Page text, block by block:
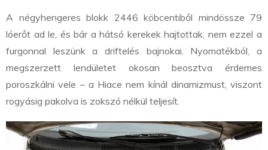
A négyhengeres blokk 2446 köbcentiből mindössze 79
lóerőt ad le, és bár a hátsó kerekek hajtottak, nem ezzel a
furgonnal leszünk a driftelés bajnokai. Nyomatékból, a
megszerzett lendületet okosan beosztva érdemes
poroszkálni vele – a Hiace nem kínál dinamizmust, viszont
rogyásig pakolva is zokszó nélkül teljesít.